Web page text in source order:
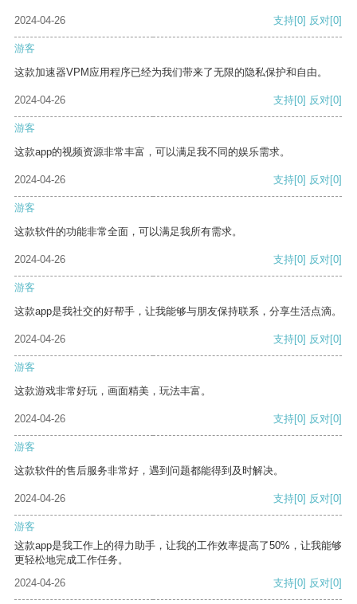
2024-04-26 支持[0] 反对[0]
游客
这款加速器VPM应用程序已经为我们带来了无限的隐私保护和自由。
2024-04-26 支持[0] 反对[0]
游客
这款app的视频资源非常丰富，可以满足我不同的娱乐需求。
2024-04-26 支持[0] 反对[0]
游客
这款软件的功能非常全面，可以满足我所有需求。
2024-04-26 支持[0] 反对[0]
游客
这款app是我社交的好帮手，让我能够与朋友保持联系，分享生活点滴。
2024-04-26 支持[0] 反对[0]
游客
这款游戏非常好玩，画面精美，玩法丰富。
2024-04-26 支持[0] 反对[0]
游客
这款软件的售后服务非常好，遇到问题都能得到及时解决。
2024-04-26 支持[0] 反对[0]
游客
这款app是我工作上的得力助手，让我的工作效率提高了50%，让我能够
更轻松地完成工作任务。
2024-04-26
支持[0] 反对[0]